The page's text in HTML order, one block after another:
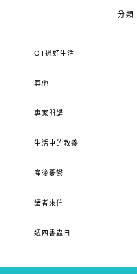
分類
OT過好生活
其他
專家開講
生活中的教養
產後憂鬱
讀者來信
週四書蟲日